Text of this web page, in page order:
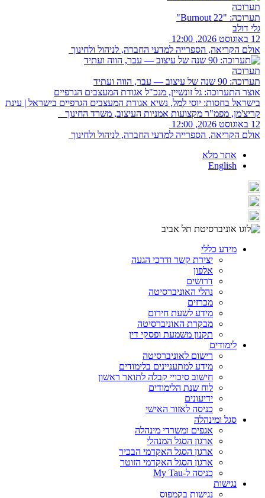
תערוכה
תערוכה: "Burnout 22"
גלי דולב
12 באוגוסט 2026, 12:00
אולם הקריאה, הספרייה למדעי החברה, לניהול ולחינוך
תערוכה
תערוכה: 90 שנה של עיצוב — עבר, הווה ועתיד
אוצר התערוכה: גל זונשיין, מנכ"ל אגודת המעצבים הגרפיים
בישראל בחסות: יוסי למל, נשיא אגודת המעצבים הגרפיים בישראל | עינת
קריצ'מן, מפמ"ר מקצועות אמניות העיצוב, משרד החינוך
12 באוגוסט 2026, 12:00
אולם הקריאה, הספרייה למדעי החברה, לניהול ולחינוך
אתר מלא
English
מידע כללי
יצירת קשר ודרכי הגעה
אלפון
דרושים
נהלי האוניברסיטה
מכרזים
מידע לשעת חירום
מבקרת האוניברסיטה
תקנון משמעת ופסקי דין
לימודים
רישום לאוניברסיטה
מידע למתעניינים בלימודים
חישוב סיכויי קבלה לתואר ראשון
לוח שנת הלימודים
ידיעונים
כניסה לאזור האישי
סגל ומינהלה
אגפים ומשרדי מינהלה
ארגון הסגל המנהלי
ארגון הסגל האקדמי הבכיר
ארגון הסגל האקדמי הזוטר
כניסה ל-My Tau
נגישות
נגישות בקמפוס